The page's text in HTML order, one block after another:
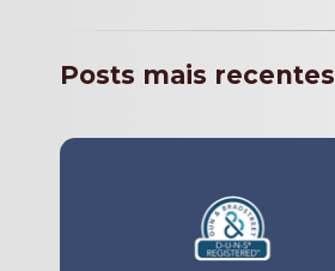
Posts mais recentes